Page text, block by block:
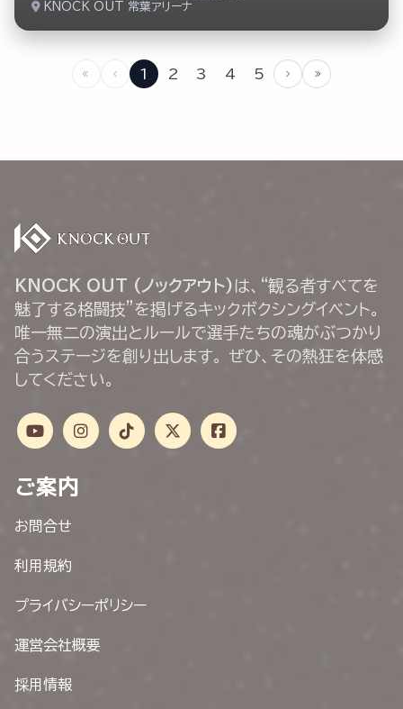
KNOCK OUT 常葉アリーナ
1 2 3 4 5
KNOCK OUT (ノックアウト) は、“観る者すべてを
魅了する格闘技”を掲げるキックボクシングイベント。
唯一無二の演出とルールで選手たちの魂がぶつかり
合うステージを創り出します。 ぜひ、その熱狂を体感
してください。
ご案内
お問合せ
利用規約
プライバシーポリシー
運営会社概要
採用情報